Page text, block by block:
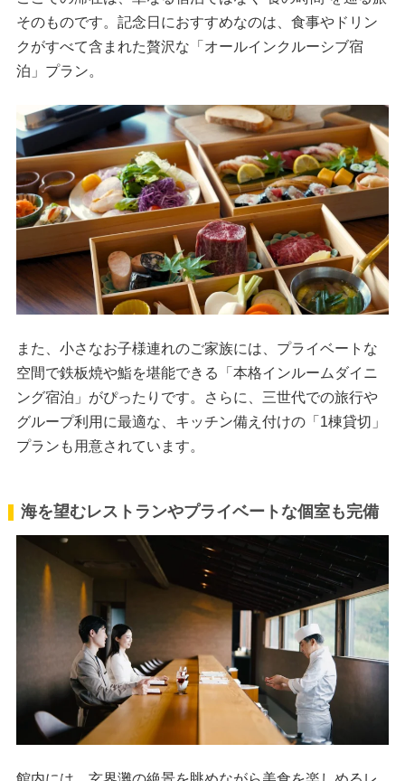
そのものです。記念日におすすめなのは、食事やドリン
クがすべて含まれた贅沢な「オールインクルーシブ宿
泊」プラン。
また、小さなお子様連れのご家族には、プライベートな
空間で鉄板焼や鮨を堪能できる「本格インルームダイニ
ング宿泊」がぴったりです。さらに、三世代での旅行や
グループ利用に最適な、キッチン備え付けの「1棟貸切」
プランも用意されています。
海を望むレストランやプライベートな個室も完備